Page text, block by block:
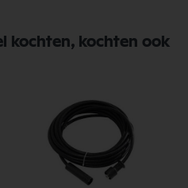
kochten, kochten ook